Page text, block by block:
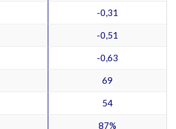
-0,31
-0,51
-0,63
69
54
87%